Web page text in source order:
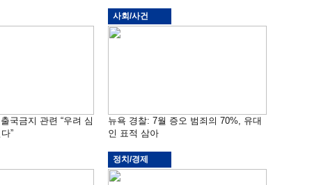
국금지 관련 “우려 심
”
사회/사건
뉴욕 경찰: 7월 증오 범죄의 70%, 유대
인 표적 삼아
정치/경제